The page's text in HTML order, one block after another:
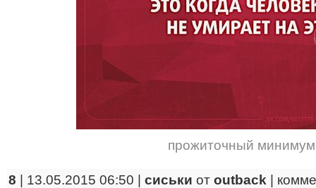
прожиточный минимум
8 | 13.05.2015 06:50 | сиськи от outback